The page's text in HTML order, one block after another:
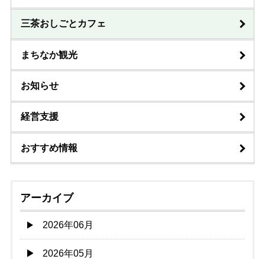
三茶おしごとカフェ
まちなか観光
お知らせ
経営支援
おすすめ情報
アーカイブ
2026年06月
2026年05月